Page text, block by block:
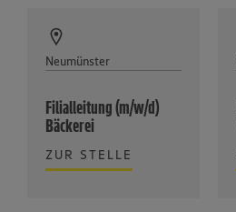
Neumünster
Filialleitung (m/w/d)
Bäckerei
ZUR STELLE